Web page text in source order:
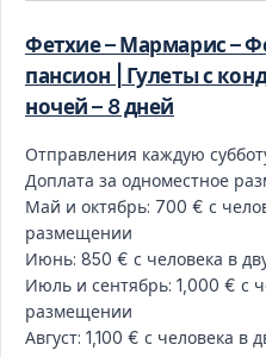
Фетхие – Мармарис –
пансион | Гулеты с
ночей – 8 дней
Отправления каждую
Доплата за одноместное
Май и октябрь: 700 € с
размещении
Июнь: 850 € с человека в
Июль и сентябрь: 1,000 € с
размещении
Август: 1,100 € с человека